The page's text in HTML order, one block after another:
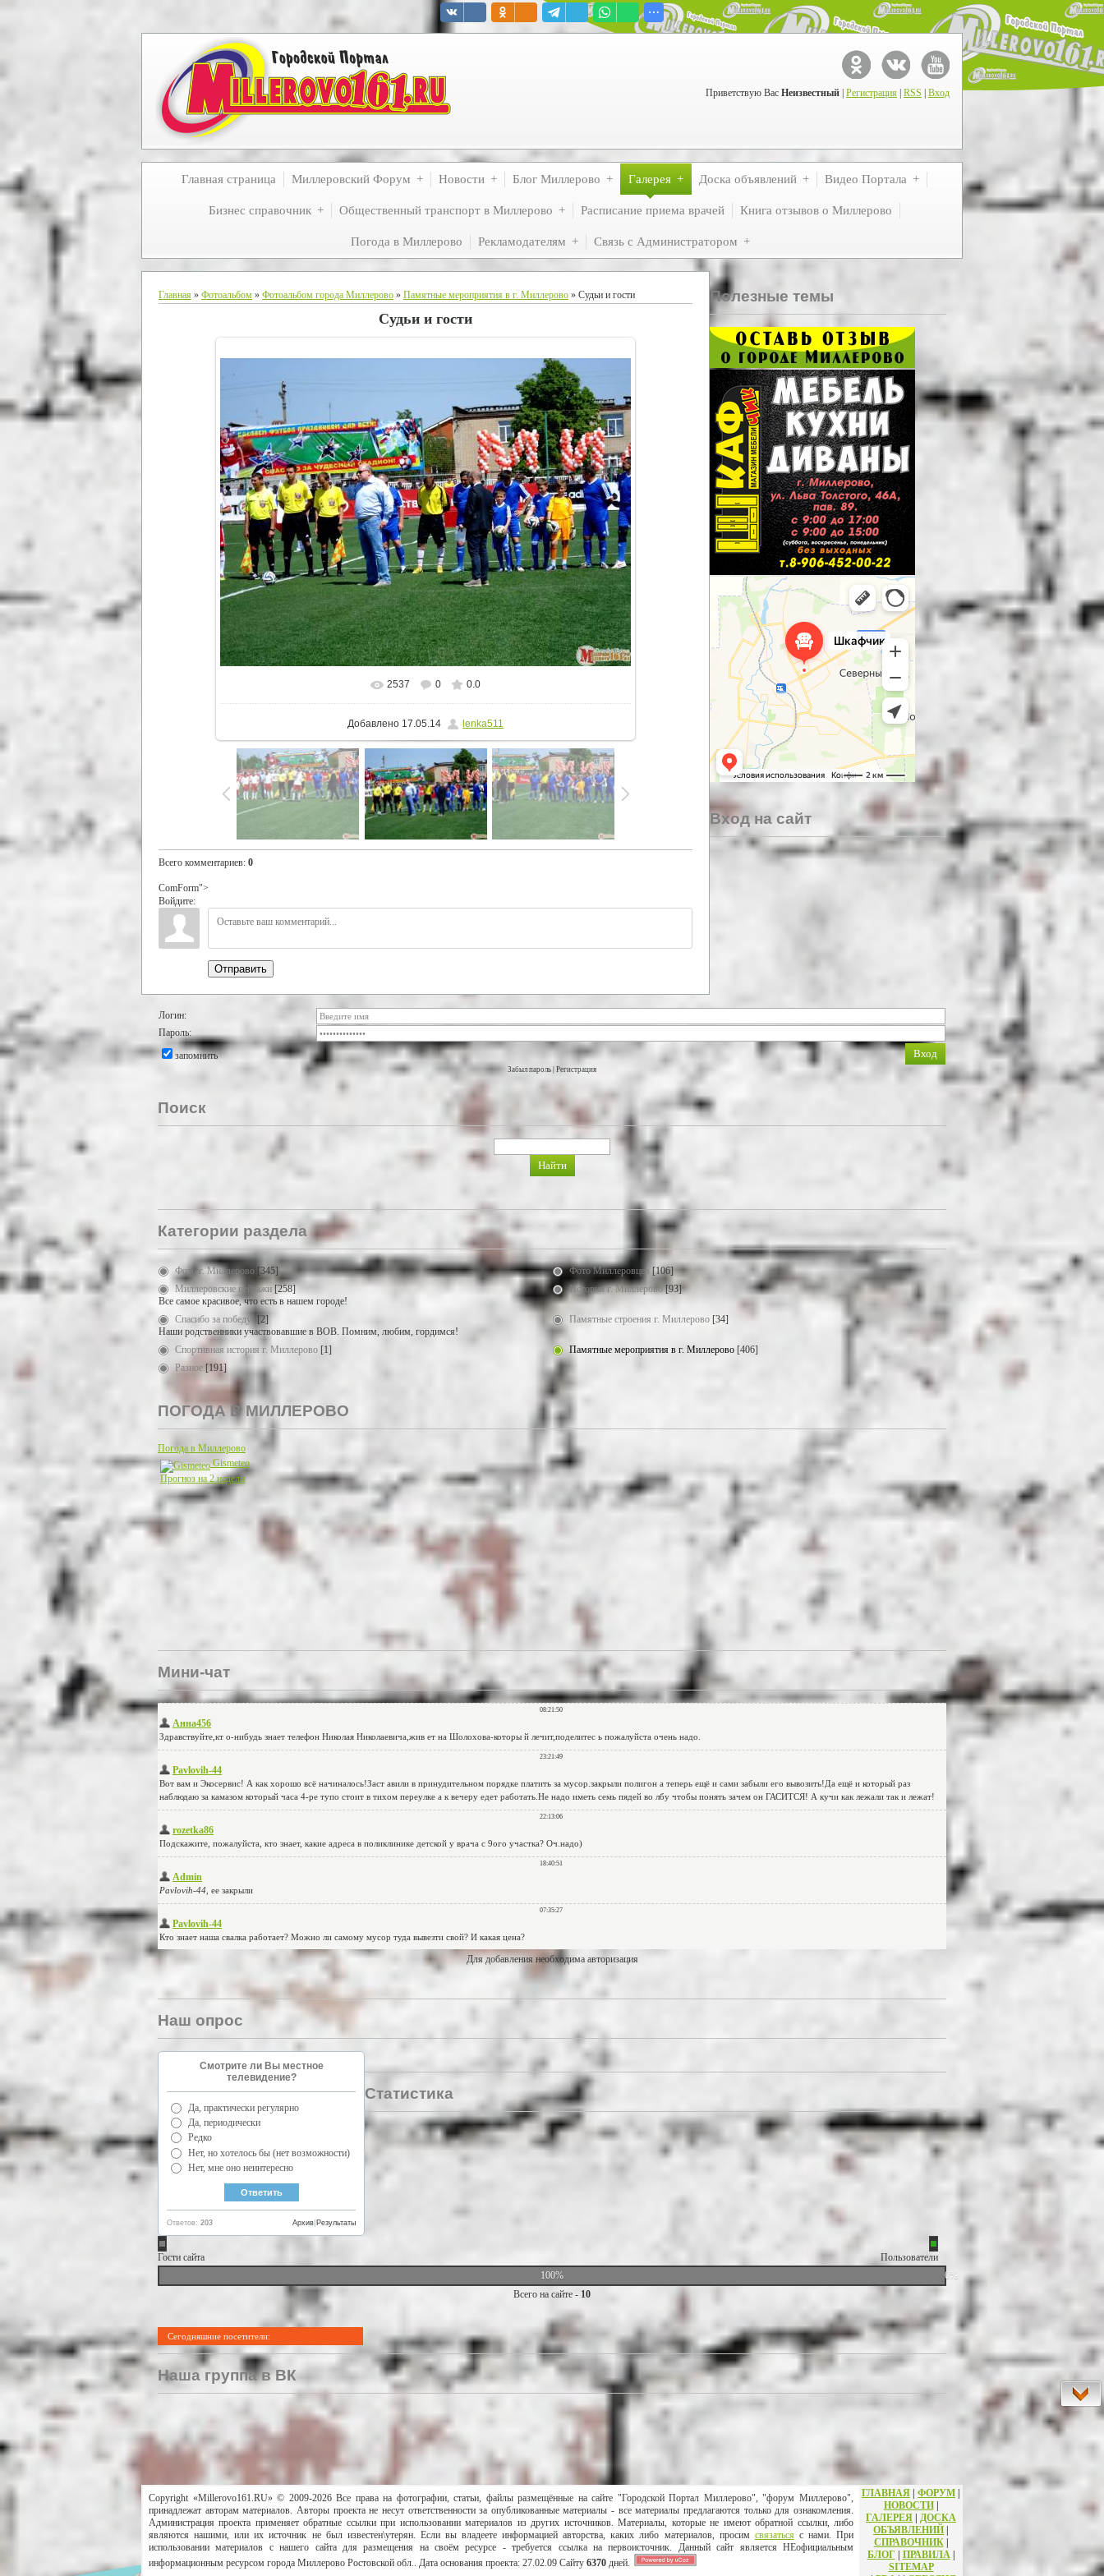
Приветствую Вас Неизвестный Регистрация RSS Вход
Главная страница Миллеровский Форум Новости Блог Миллерово Галерея Доска объявлений Видео Портала
Бизнес справочник Общественный транспорт в Миллерово Расписание приема врачей Книга отзывов о Миллерово
Погода в Миллерово Рекламодателям Связь с Администратором
Главная » Фотоальбом » Фотоальбом города Миллерово » Памятные мероприятия в г. Миллерово » Судьи и гости
Судьи и гости
В реальном размере 1500x1125
2537 0 0.0
Добавлено 17.05.14 lenka511
Всего комментариев: 0
ComForm">
Войдите:
Отправить
Полезные темы
Вход на сайт
Логин:
Пароль:
запомнить
Забыл пароль Регистрация
Поиск
Категории раздела
Фото г. Миллерово [345] Фото Миллеровцев [106]
Миллеровские пейзажи [258]
Все самое красивое, что есть в нашем городе!
История г. Миллерово [93]
Спасибо за победу! [2]
Наши родственники участвовавшие в ВОВ. Помним, любим, гордимся!
Памятные строения г. Миллерово [34]
Спортивная история г. Миллерово [1] Памятные мероприятия в г. Миллерово [406]
Разное [191]
ПОГОДА В МИЛЛЕРОВО
Погода в Миллерово
Gismeteo
Прогноз на 2 недели
Мини-чат
Для добавления необходима авторизация
Наш опрос
Смотрите ли Вы местное
телевидение?
Да, практически регулярно
Да, периодически
Редко
Нет, но хотелось бы (нет возможности)
Нет, мне оно неинтересно
Ответов: 203 Результаты
Архив
Статистика
Гости сайта
Пользователи
100%
0%
Всего на сайте - 10
Сегодняшние посетители:
Наша группа в ВК
Copyright «Millerovo161.RU» © 2009-2026 Все права на фотографии, статьи, файлы размещённые на сайте "Городской Портал Миллерово", "форум Миллерово",
принадлежат авторам материалов. Авторы проекта не несут ответственности за опубликованные материалы - все материалы предлагаются только для ознакомления.
Администрация проекта применяет обратные ссылки при использовании материалов из других источников. Материалы, которые не имеют обратной ссылки, либо
являются нашими, или их источник не был известен\утерян. Если вы владеете информацией авторства, каких либо материалов, просим связатьсяс нами. При
использовании материалов с нашего сайта для размещения на своём ресурсе - требуется ссылка на первоисточник. Данный сайт является НЕофициальным
информационным ресурсом города Миллерово Ростовской обл.. Дата основания проекта: 27.02.09 Сайту 6370 дней.
ГЛАВНАЯ | ФОРУМ |
НОВОСТИ|
ГАЛЕРЕЯ | ДОСКА
ОБЪЯВЛЕНИЙ |
СПРАВОЧНИК|
БЛОГ | ПРАВИЛА|
SITEMAP